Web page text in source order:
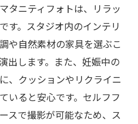
タニティフォトは、リラッ
す。スタジオ内のインテリ
や自然素材の家具を選ぶこ
出します。また、妊娠中の
、クッションやリクライニ
いると安心です。セルフフ
スで撮影が可能なため、ス